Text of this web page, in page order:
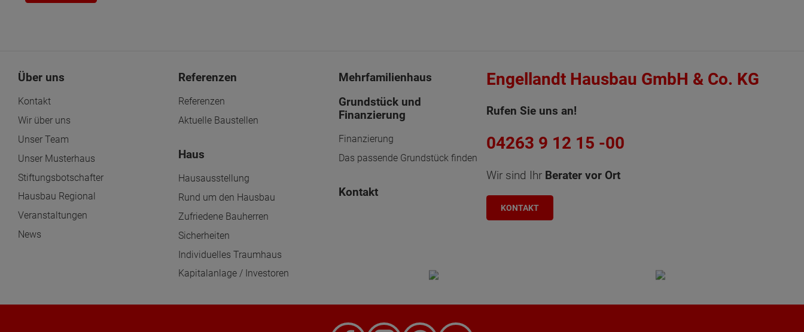
Über uns
Kontakt
Wir über uns
Unser Team
Unser Musterhaus
Stiftungsbotschafter
Hausbau Regional
Veranstaltungen
News
Referenzen
Referenzen
Aktuelle Baustellen
Haus
Hausausstellung
Rund um den Hausbau
Zufriedene Bauherren
Sicherheiten
Individuelles Traumhaus
Kapitalanlage / Investoren
Mehrfamilienhaus
Grundstück und
Finanzierung
Finanzierung
Das passende Grundstück finden
Kontakt
Engellandt Hausbau GmbH & Co. KG
Rufen Sie uns an!
04263 9 12 15 -00
Wir sind Ihr Berater vor Ort
KONTAKT